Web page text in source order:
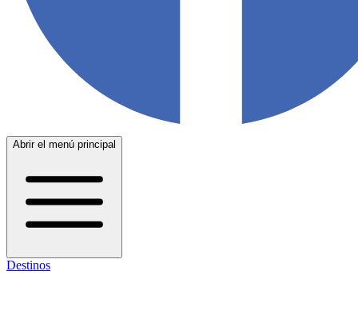
Abrir el menú principal
Destinos